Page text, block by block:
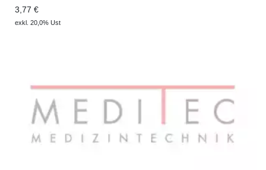
3,77 €
exkl. 20,0% Ust